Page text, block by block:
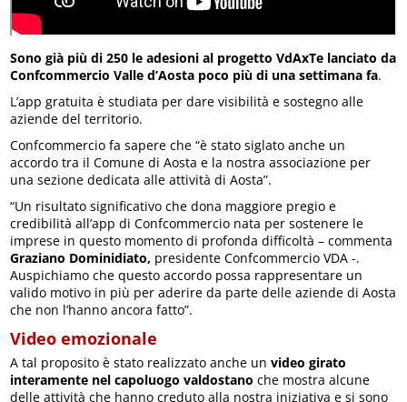
Sono già più di 250 le adesioni al progetto VdAxTe lanciato da
Confcommercio Valle d’Aosta poco più di una settimana fa.
L’app gratuita è studiata per dare visibilità e sostegno alle
aziende del territorio.
Confcommercio fa sapere che “è stato siglato anche un
accordo tra il Comune di Aosta e la nostra associazione per
una sezione dedicata alle attività di Aosta”.
“Un risultato significativo che dona maggiore pregio e
credibilità all’app di Confcommercio nata per sostenere le
imprese in questo momento di profonda difficoltà – commenta
Graziano Dominidiato, presidente Confcommercio VDA -.
Auspichiamo che questo accordo possa rappresentare un
valido motivo in più per aderire da parte delle aziende di Aosta
che non l’hanno ancora fatto”.
Video emozionale
A tal proposito è stato realizzato anche unvideo girato
interamente nel capoluogo valdostano che mostra alcune
delle attività che hanno creduto alla nostra iniziativa e si sono